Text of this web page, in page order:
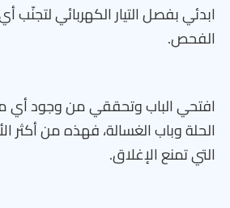
ابدئي بفصل التيار الكهربائي لتجنّب
الفحص.
افتحي الباب وتحققي من وجود أي
الحلة وباب الغسالة، فهذه من أكثر
التي تمنع الإغلاق.